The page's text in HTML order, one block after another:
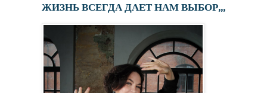
ЖИЗНЬ ВСЕГДА ДАЕТ НАМ ВЫБОР,,,